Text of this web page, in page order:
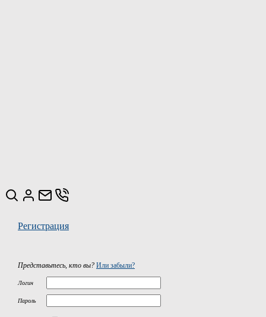
Регистрация
Представьтесь, кто вы? Или забыли?
Логин
Пароль